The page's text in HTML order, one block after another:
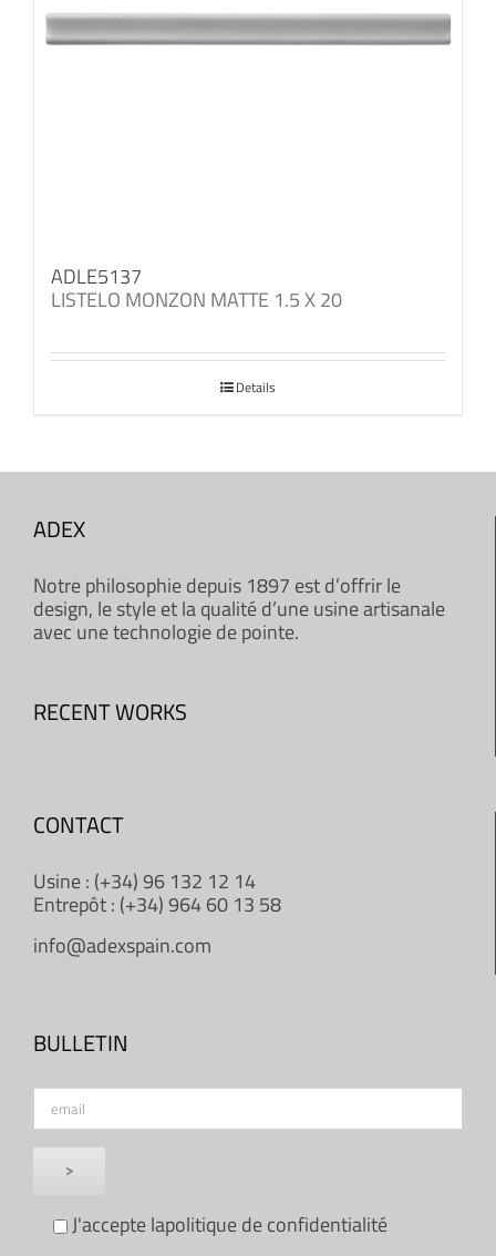
ADLE5137
LISTELO MONZON MATTE 1.5 X 20
Details
ADEX
Notre philosophie depuis 1897 est d’offrir le
design, le style et la qualité d’une usine artisanale
avec une technologie de pointe.
RECENT WORKS
CONTACT
Usine : (+34) 96 132 12 14
Entrepôt : (+34) 964 60 13 58
info@adexspain.com
BULLETIN
J'accepte lapolitique de confidentialité